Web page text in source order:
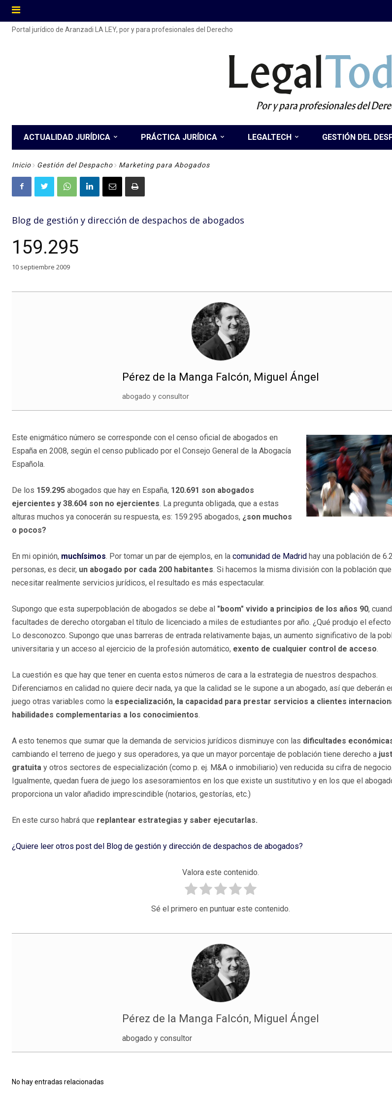
Portal jurídico de Aranzadi LA LEY, por y para profesionales del Derecho
Legal
Por y para profesionales del
ACTUALIDAD JURÍDICA PRÁCTICA JURÍDICA LEGALTECH GESTIÓN DEL
Inicio Gestión del Despacho Marketing para Abogados
Blog de gestión y dirección de despachos de abogados
159.295
10 septiembre 2009
Pérez de la Manga Falcón, Miguel Ángel
abogado y consultor
Este enigmático número se corresponde con el censo oficial de abogados en
España en 2008, según el censo publicado por el Consejo General de la Abogacía
Española.
De los 159.295 abogados que hay en España, 120.691 son abogados
ejercientes y 38.604 son no ejercientes. La pregunta obligada, que a estas
alturas muchos ya conocerán su respuesta, es: 159.295 abogados, ¿son muchos
o pocos?
En mi opinión, muchísimos. Por tomar un par de ejemplos, en la comunidad de Madrid hay una población de
personas, es decir, un abogado por cada 200 habitantes. Si hacemos la misma división con la población
necesitar realmente servicios jurídicos, el resultado es más espectacular.
Supongo que esta superpoblación de abogados se debe al "boom" vivido a principios de los años 90,
facultades de derecho otorgaban el título de licenciado a miles de estudiantes por año. ¿Qué produjo el efecto
Lo desconozco. Supongo que unas barreras de entrada relativamente bajas, un aumento significativo de la
universitaria y un acceso al ejercicio de la profesión automático, exento de cualquier control de acceso.
La cuestión es que hay que tener en cuenta estos números de cara a la estrategia de nuestros despachos.
Diferenciarnos en calidad no quiere decir nada, ya que la calidad se le supone a un abogado, así que deberán
juego otras variables como la especialización, la capacidad para prestar servicios a clientes
habilidades complementarias a los conocimientos.
A esto tenemos que sumar que la demanda de servicios jurídicos disminuye con las dificultades
cambiando el terreno de juego y sus operadores, ya que un mayor porcentaje de población tiene derecho a
gratuita y otros sectores de especialización (como p. ej. M&A o inmobiliario) ven reducida su cifra de negocio.
Igualmente, quedan fuera de juego los asesoramientos en los que existe un sustitutivo y en los que el
proporciona un valor añadido imprescindible (notarios, gestorías, etc.)
En este curso habrá que replantear estrategias y saber ejecutarlas.
¿Quiere leer otros post del Blog de gestión y dirección de despachos de abogados?
Valora este contenido.
Sé el primero en puntuar este contenido.
Pérez de la Manga Falcón, Miguel Ángel
abogado y consultor
No hay entradas relacionadas